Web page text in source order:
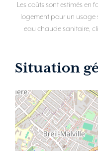
Les coûts sont estimés en
logement pour un
eau chaude sanitaire,
Situation